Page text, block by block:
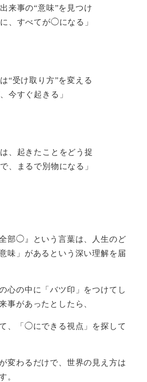
出来事の“意味”を見つけ
、すべてが◯になる」
は“受け取り方”を変える
今すぐ起きる」
は、起きたことをどう捉
、まるで別物になる」
全部◯』という言葉は、人生のど
味」があるという深い理解を届
心の中に「バツ印」をつけてし
事があったとしたら、
、「◯にできる視点」を探して
変わるだけで、世界の見え方は
。